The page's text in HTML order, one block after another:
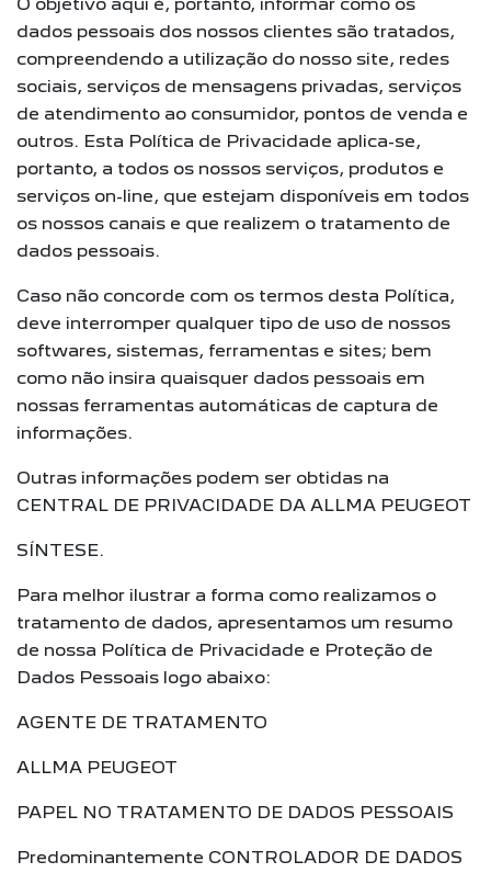
dados pessoais dos nossos clientes são tratados,
compreendendo a utilização do nosso site, redes
sociais, serviços de mensagens privadas, serviços
de atendimento ao consumidor, pontos de venda e
outros. Esta Política de Privacidade aplica-se,
portanto, a todos os nossos serviços, produtos e
serviços on-line, que estejam disponíveis em todos
os nossos canais e que realizem o tratamento de
dados pessoais.
Caso não concorde com os termos desta Política,
deve interromper qualquer tipo de uso de nossos
softwares, sistemas, ferramentas e sites; bem
como não insira quaisquer dados pessoais em
nossas ferramentas automáticas de captura de
informações.
Outras informações podem ser obtidas na
CENTRAL DE PRIVACIDADE DA ALLMA PEUGEOT
SÍNTESE.
Para melhor ilustrar a forma como realizamos o
tratamento de dados, apresentamos um resumo
de nossa Política de Privacidade e Proteção de
Dados Pessoais logo abaixo:
AGENTE DE TRATAMENTO
ALLMA PEUGEOT
PAPEL NO TRATAMENTO DE DADOS PESSOAIS
Predominantemente CONTROLADOR DE DADOS